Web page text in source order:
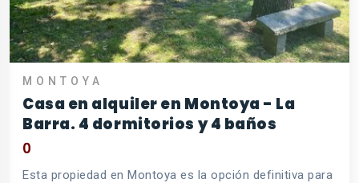
MONTOYA
Casa en alquiler en Montoya - La
Barra. 4 dormitorios y 4 baños
0
Esta propiedad en Montoya es la opción definitiva para